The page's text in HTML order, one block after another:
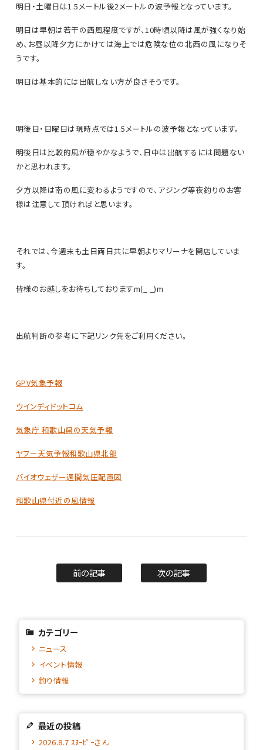
明日・土曜日は1.5メートル後2メートルの波予報となっています。
明日は早朝は若干の西風程度ですが、10時頃以降は風が強くなり始
め、お昼以降夕方にかけては海上では危険な位の北西の風になりそ
うです。
明日は基本的には出航しない方が良さそうです。
明後日・日曜日は現時点では1.5メートルの波予報となっています。
明後日は比較的風が穏やかなようで、日中は出航するには問題ない
かと思われます。
夕方以降は南の風に変わるようですので、アジング等夜釣りのお客
様は注意して頂ければと思います。
それでは、今週末も土日両日共に早朝よりマリーナを開店していま
す。
皆様のお越しをお待ちしておりますm(_ _)m
出航判断の参考に下記リンク先をご利用ください。
GPV気象予報
ウインディドットコム
気象庁 和歌山県の天気予報
ヤフー天気予報和歌山県北部
バイオウェザー週間気圧配置図
和歌山県付近の風情報
前の記事 次の記事
カテゴリー
ニュース
イベント情報
釣り情報
最近の投稿
2026.8.7 ｽﾇｰﾋﾟｰさん